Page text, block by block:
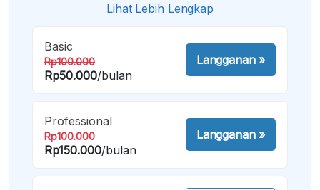
Lihat Lebih Lengkap
Basic
Rp100.000
Rp50.000/bulan
Langganan»
Professional
Rp100.000
Rp150.000/bulan
Langganan»